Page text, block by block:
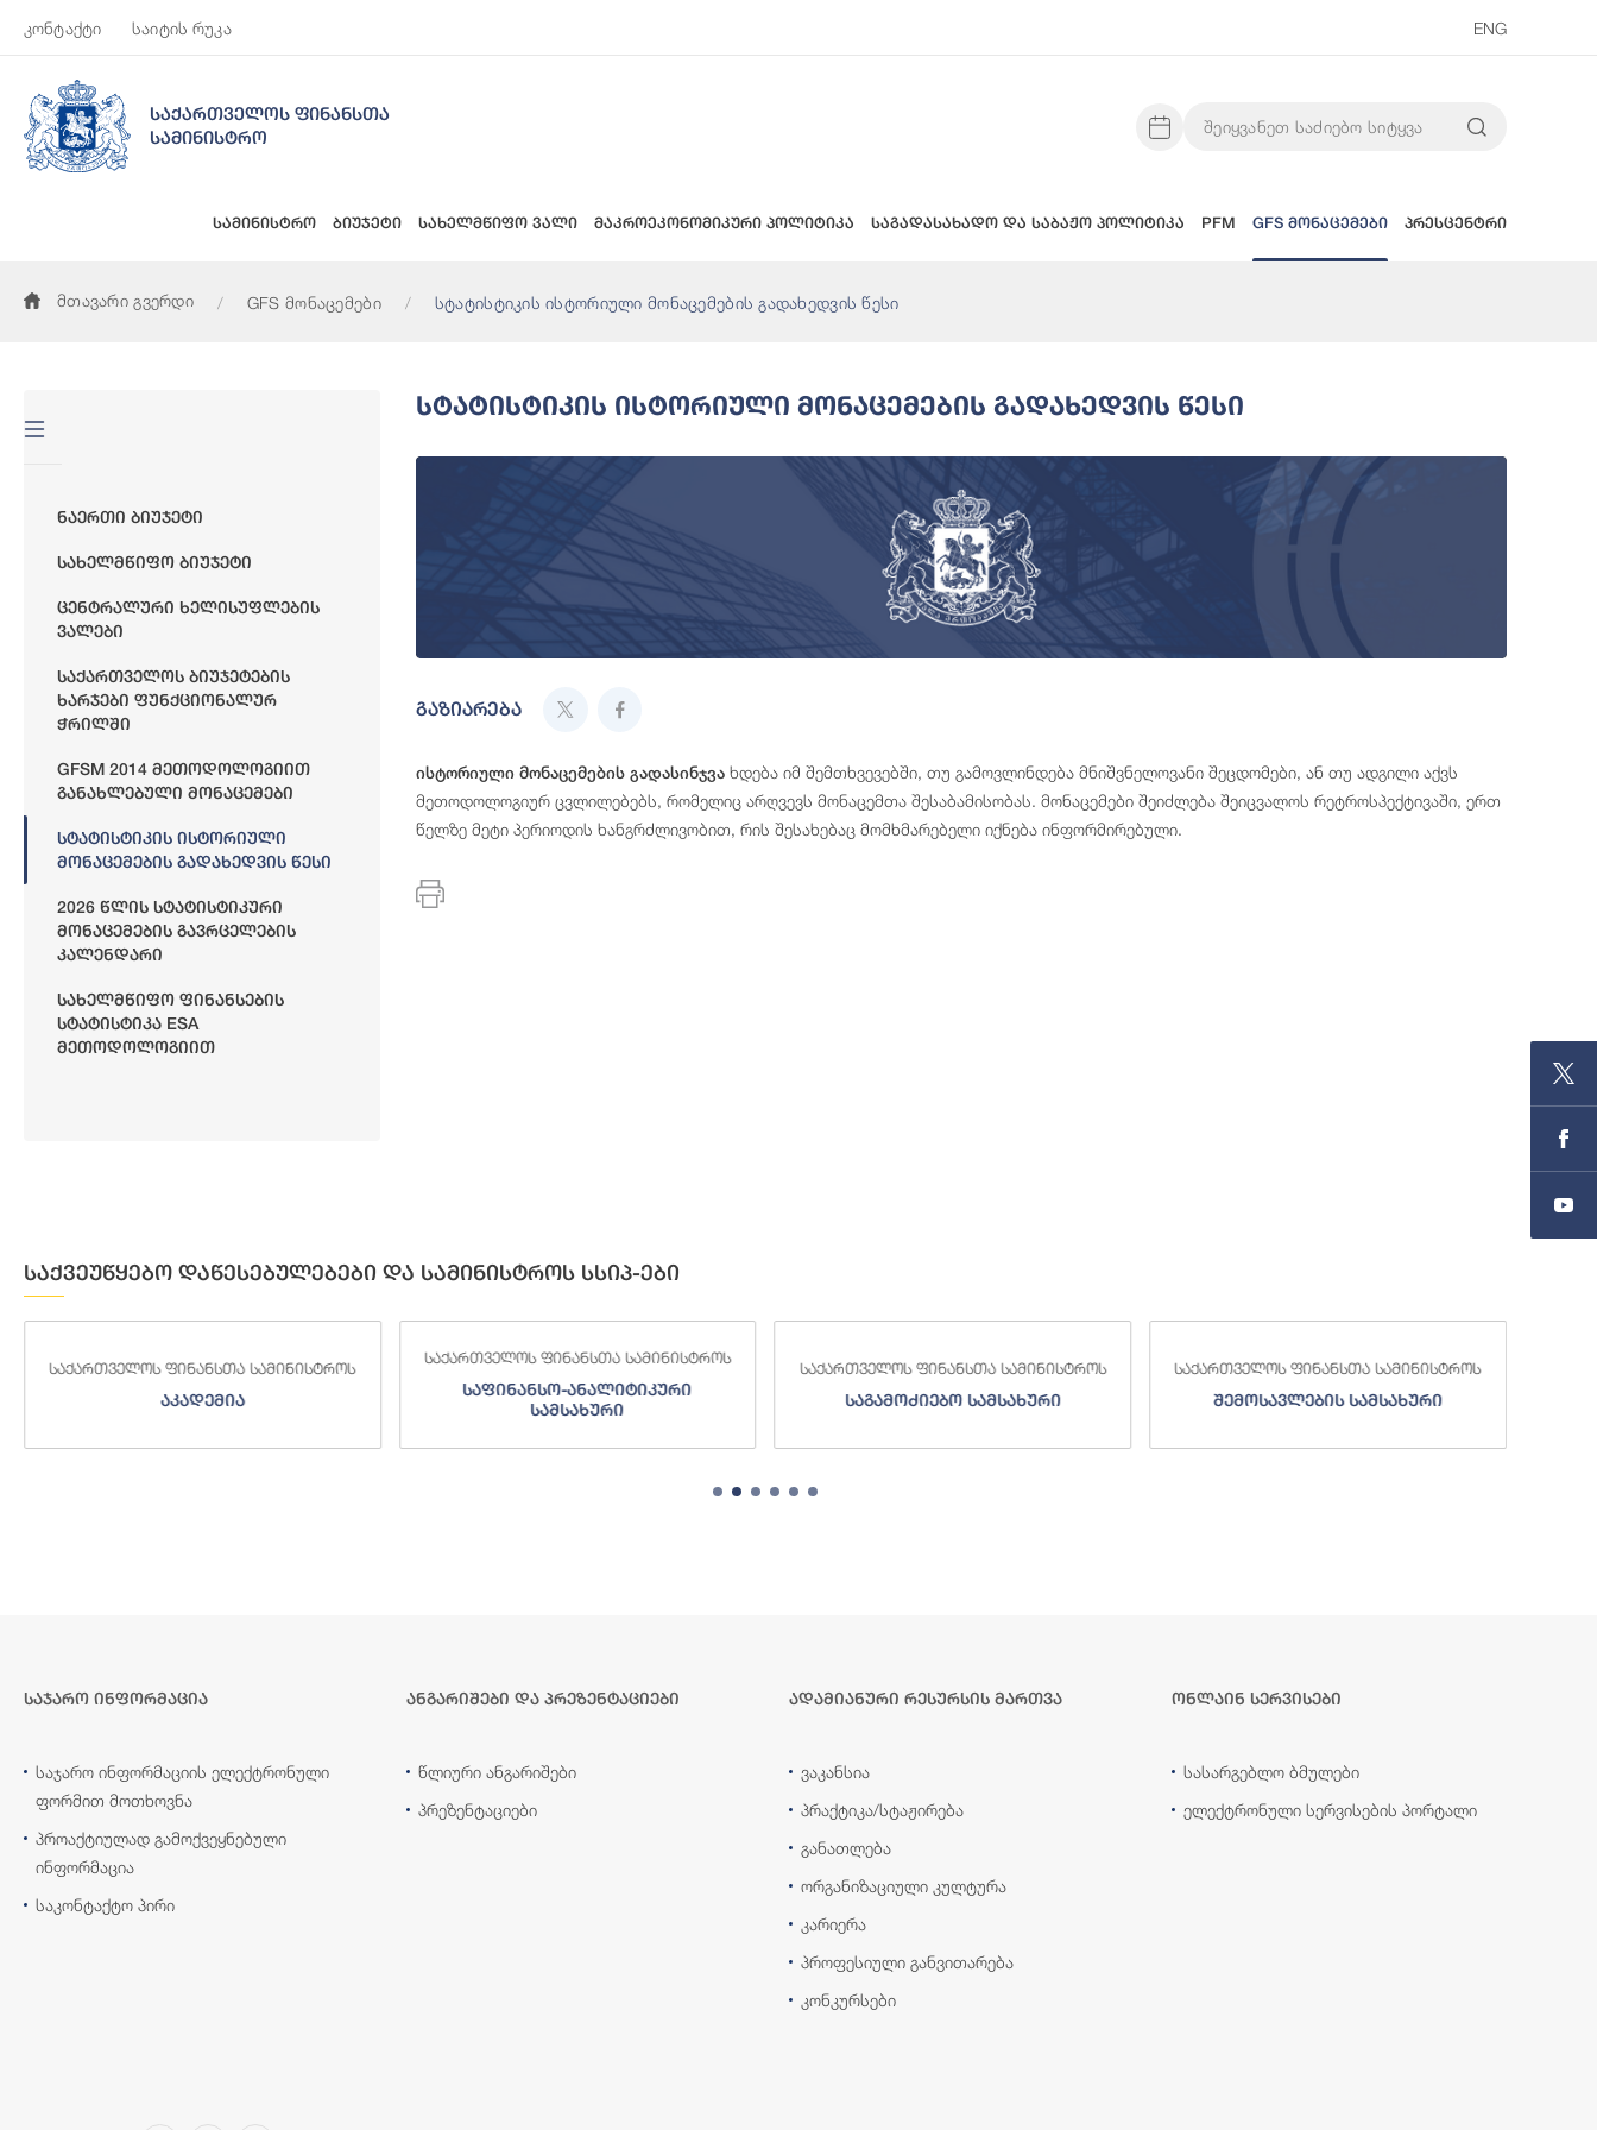
კონტაქტი საიტის რუკა ENG
საქართველოს ფინანსთა
სამინისტრო
სამინისტრო ბიუჯეტი სახელმწიფო ვალი მაკროეკონომიკური პოლიტიკა საგადასახადო და საბაჟო პოლიტიკა PFM GFS მონაცემები პრესცენტრი
მთავარი გვერდი GFS მონაცემები სტატისტიკის ისტორიული მონაცემების გადახედვის წესი
Ნაერთი Ბიუჯეტი
Სახელმწიფო Ბიუჯეტი
Ცენტრალური Ხელისუფლების
Ვალები
Საქართველოს Ბიუჯეტების
Ხარჯები Ფუნქციონალურ
Ჭრილში
GFSM 2014 Მეთოდოლოგიით
Განახლებული Მონაცემები
Სტატისტიკის Ისტორიული
Მონაცემების Გადახედვის Წესი
2026 Წლის Სტატისტიკური
Მონაცემების Გავრცელების
Კალენდარი
Სახელმწიფო Ფინანსების
Სტატისტიკა ESA
Მეთოდოლოგიით
Სტატისტიკის Ისტორიული Მონაცემების Გადახედვის Წესი
გაზიარება
ისტორიული მონაცემების გადასინჯვა ხდება იმ შემთხვევებში, თუ გამოვლინდება მნიშვნელოვანი შეცდომები, ან თუ ადგილი აქვს
მეთოდოლოგიურ ცვლილებებს, რომელიც არღვევს მონაცემთა შესაბამისობას. მონაცემები შეიძლება შეიცვალოს რეტროსპექტივაში, ერთ
წელზე მეტი პერიოდის ხანგრძლივობით, რის შესახებაც მომხმარებელი იქნება ინფორმირებული.
საქვეუწყებო დაწესებულებები და სამინისტროს სსიპ-ები
საქართველოს ფინანსთა სამინისტროს
აკადემია
საქართველოს ფინანსთა სამინისტროს
საფინანსო-ანალიტიკური
სამსახური
საქართველოს ფინანსთა სამინისტროს
საგამოძიებო სამსახური
საქართველოს ფინანსთა სამინისტროს
შემოსავლების სამსახური
საჯარო ინფორმაცია
საჯარო ინფორმაციის ელექტრონული
ფორმით მოთხოვნა
პროაქტიულად გამოქვეყნებული
ინფორმაცია
საკონტაქტო პირი
ანგარიშები და პრეზენტაციები
წლიური ანგარიშები
პრეზენტაციები
ადამიანური რესურსის მართვა
ვაკანსია
პრაქტიკა/სტაჟირება
განათლება
ორგანიზაციული კულტურა
კარიერა
პროფესიული განვითარება
კონკურსები
ონლაინ სერვისები
სასარგებლო ბმულები
ელექტრონული სერვისების პორტალი